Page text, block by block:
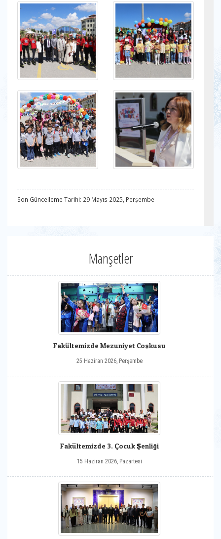
Son Güncelleme Tarihi: 29 Mayıs 2025, Perşembe
Manşetler
Fakültemizde Mezuniyet Coşkusu
25 Haziran 2026, Perşembe
Fakültemizde 3. Çocuk Şenliği
15 Haziran 2026, Pazartesi